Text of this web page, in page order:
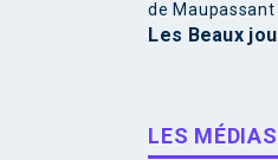
de Maupassant
Les Beaux
LES